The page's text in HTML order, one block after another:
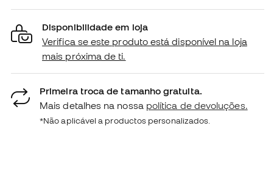
Disponibilidade em loja
Verifica se este produto está disponível na loja
mais próxima de ti.
Primeira troca de tamanho gratuita.
Mais detalhes na nossa política de devoluções.
*Não aplicável a productos personalizados.